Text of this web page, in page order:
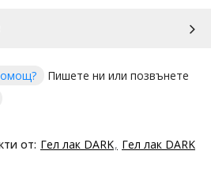
Пишете ни или позвънете
от: Гел лак DARK Гел лак DARK